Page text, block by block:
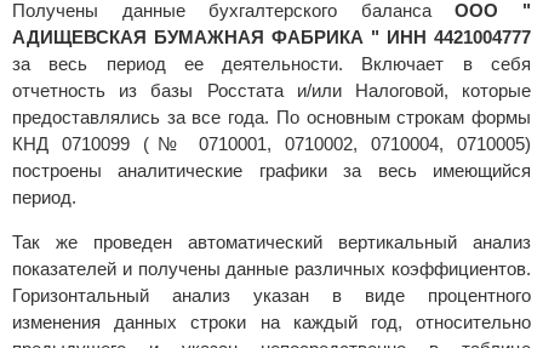
Получены данные бухгалтерского балансаООО "
АДИЩЕВСКАЯ БУМАЖНАЯ ФАБРИКА " ИНН 4421004777
за весь период ее деятельности. Включает в себя
отчетность из базы Росстата и/или Налоговой, которые
предоставлялись за все года. По основным строкам формы
КНД 0710099 (№ 0710001, 0710002, 0710004, 0710005)
построены аналитические графики за весь имеющийся
период.
Так же проведен автоматический вертикальный анализ
показателей и получены данные различных коэффициентов.
Горизонтальный анализ указан в виде процентного
изменения данных строки на каждый год, относительно